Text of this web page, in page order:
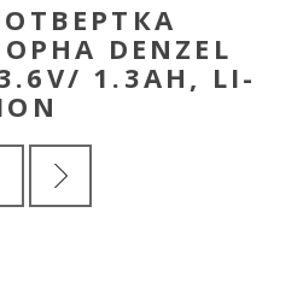
ОТВЕРТКА
DENZEL
1.3AH, LI-